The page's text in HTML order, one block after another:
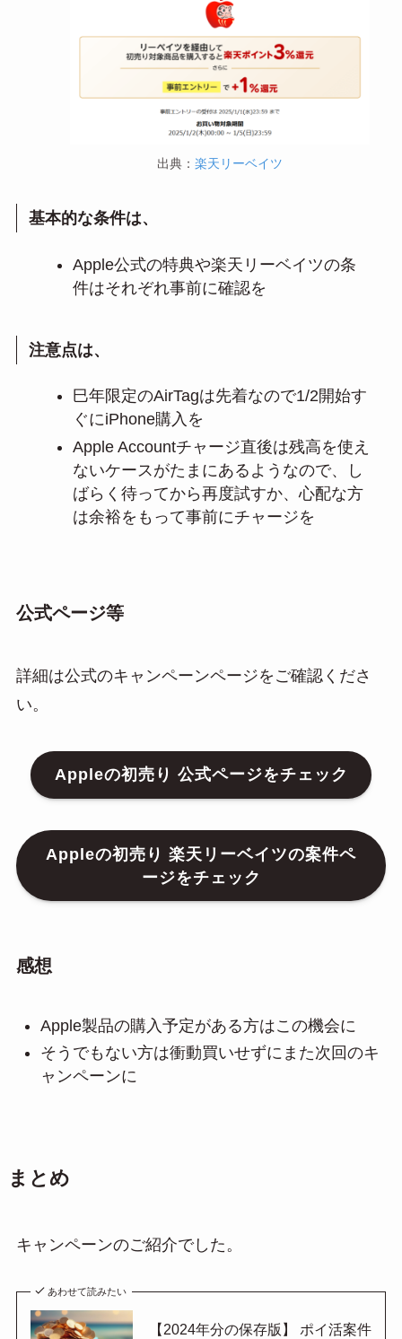
出典： 楽天リーベイツ
基本的な条件は、
Apple公式の特典や楽天リーベイツの条
件はそれぞれ事前に確認を
注意点は、
巳年限定のAirTagは先着なので1/2開始す
ぐにiPhone購入を
Apple Accountチャージ直後は残高を使え
ないケースがたまにあるようなので、し
ばらく待ってから再度試すか、心配な方
は余裕をもって事前にチャージを
公式ページ等
詳細は公式のキャンペーンページをご確認くださ
い。
Appleの初売り 公式ページをチェック
Appleの初売り 楽天リーベイツの案件ペ
ージをチェック
感想
Apple製品の購入予定がある方はこの機会に
そうでもない方は衝動買いせずにまた次回のキ
ャンペーンに
まとめ
キャンペーンのご紹介でした。
あわせて読みたい
【2024年分の保存版】 ポイ活案件